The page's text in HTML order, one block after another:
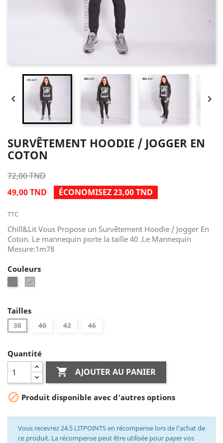
 
SURVÊTEMENT HOODIE / JOGGER EN
COTON
72,00 TND
49,00 TND
ÉCONOMISEZ 23,00 TND
TTC
Chill&Lit Vous Propose un Survêtement Hoodie / Jogger En
Coton. Le mannequin porte la taille 40 .Le Mannequin
Mesure:1m78
Couleurs
Gris
Tailles
38 40 42 46
Quantité
 AJOUTER AU PANIER
 Produit disponible avec d'autres options
Vous recevrez 24.5 LITPOINTS en récompense lors de l'achat de
ce produit. La récompense peut être utilisée pour payer vos